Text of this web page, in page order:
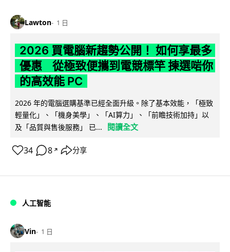
Lawton 1 日
2026 買電腦新趨勢公開！ 如何享最多
優惠 從極致便攜到電競標竿 揀選啱你
的高效能 PC
2026 年的電腦選購基準已經全面升級。除了基本效能，「極致
輕量化」、「機身美學」、「AI算力」、「前瞻技術加持」以
及「品質與售後服務」 已...
閱讀全文
34 8 ↗ 分享
人工智能
Vin 1 日